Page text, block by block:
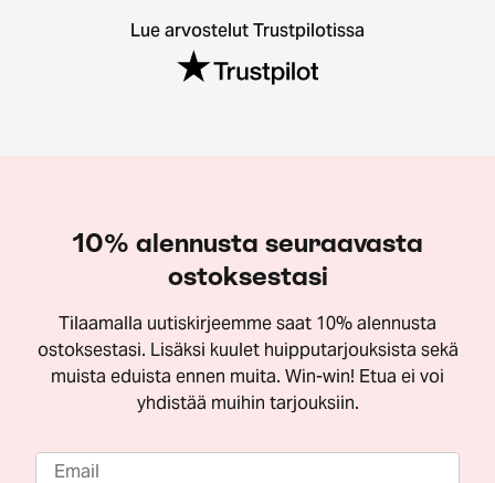
Lue arvostelut Trustpilotissa
10% alennusta seuraavasta
ostoksestasi
Tilaamalla uutiskirjeemme saat 10% alennusta
ostoksestasi. Lisäksi kuulet huipputarjouksista sekä
muista eduista ennen muita. Win-win! Etua ei voi
yhdistää muihin tarjouksiin.